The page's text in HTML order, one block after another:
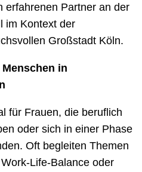
erfahrenen Partner an der
im Kontext der
Großstadt Köln.
in
für Frauen, die beruflich
oder sich in einer Phase
Oft begleiten Themen
Life-Balance oder